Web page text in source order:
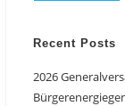
Recent Posts
2026